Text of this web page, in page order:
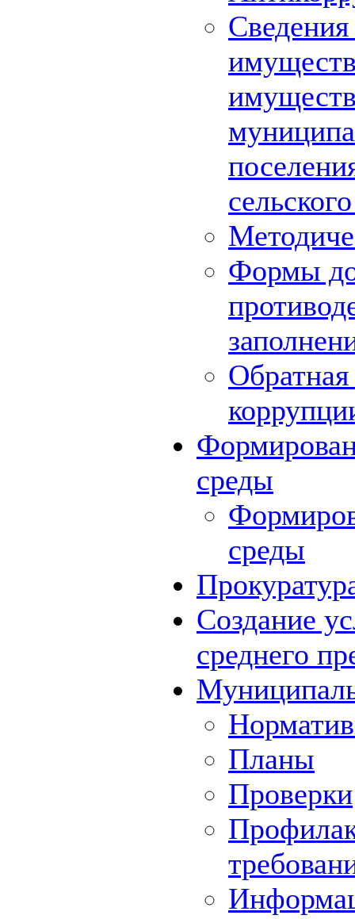
Формы
среды
среды
Создание
среднего
Планы
Проверки